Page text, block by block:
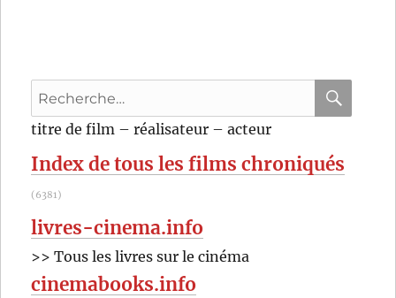
Recherche
pour
titre de film – réalisateur – acteur
Index de tous les films chroniqués
(6381)
livres-cinema.info
>> Tous les livres sur le cinéma
cinemabooks.info